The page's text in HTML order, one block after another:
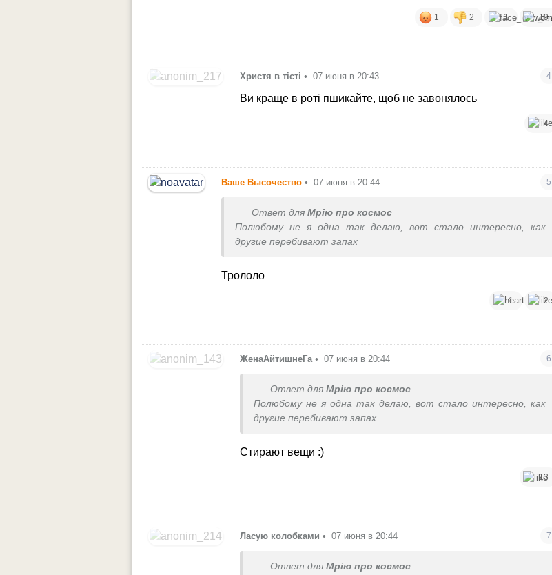
1 2 1 19
Христя в тiстi • 07 июня в 20:43 4
Ви краще в роті пшикайте, щоб не завонялось
4
Ваше Высочество • 07 июня в 20:44 5
Ответ для Мрію про космос
Полюбому не я одна так делаю, вот стало интересно, как
другие перебивают запах
Трололо
1 2
ЖенаАйтишнеГа • 07 июня в 20:44 6
Ответ для Мрію про космос
Полюбому не я одна так делаю, вот стало интересно, как
другие перебивают запах
Стирают вещи :)
13
Ласую колобками • 07 июня в 20:44 7
Ответ для Мрію про космос